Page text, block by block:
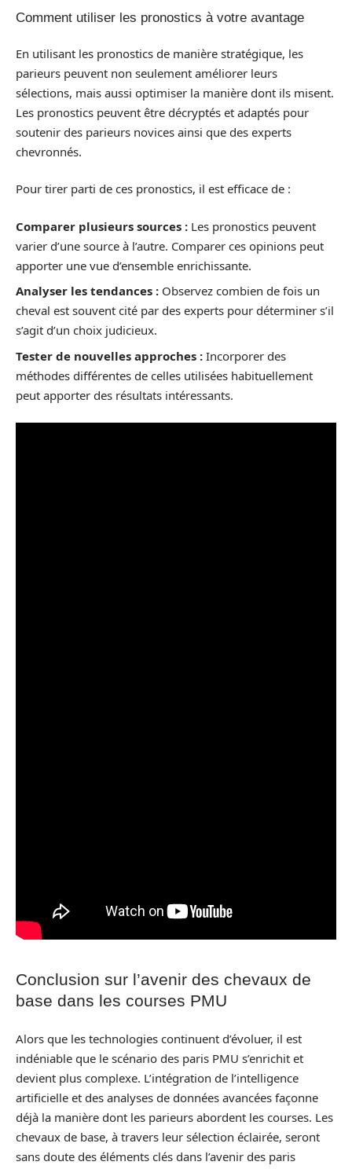
Comment utiliser les pronostics à votre avantage
En utilisant les pronostics de manière stratégique, les
parieurs peuvent non seulement améliorer leurs
sélections, mais aussi optimiser la manière dont ils misent.
Les pronostics peuvent être décryptés et adaptés pour
soutenir des parieurs novices ainsi que des experts
chevronnés.
Pour tirer parti de ces pronostics, il est efficace de :
Comparer plusieurs sources : Les pronostics peuvent
varier d’une source à l’autre. Comparer ces opinions peut
apporter une vue d’ensemble enrichissante.
Analyser les tendances : Observez combien de fois un
cheval est souvent cité par des experts pour déterminer s’il
s’agit d’un choix judicieux.
Tester de nouvelles approches : Incorporer des
méthodes différentes de celles utilisées habituellement
peut apporter des résultats intéressants.
Conclusion sur l’avenir des chevaux de
base dans les courses PMU
Alors que les technologies continuent d’évoluer, il est
indéniable que le scénario des paris PMU s’enrichit et
devient plus complexe. L’intégration de l’intelligence
artificielle et des analyses de données avancées façonne
déjà la manière dont les parieurs abordent les courses. Les
chevaux de base, à travers leur sélection éclairée, seront
sans doute des éléments clés dans l’avenir des paris